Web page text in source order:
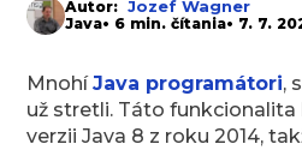
Autor: Jozef Wagner
Java• 6 min. čítania• 7. 7.
MnohíJava programátori,
už stretli. Táto funkcionalita
verzii Java 8 z roku 2014,